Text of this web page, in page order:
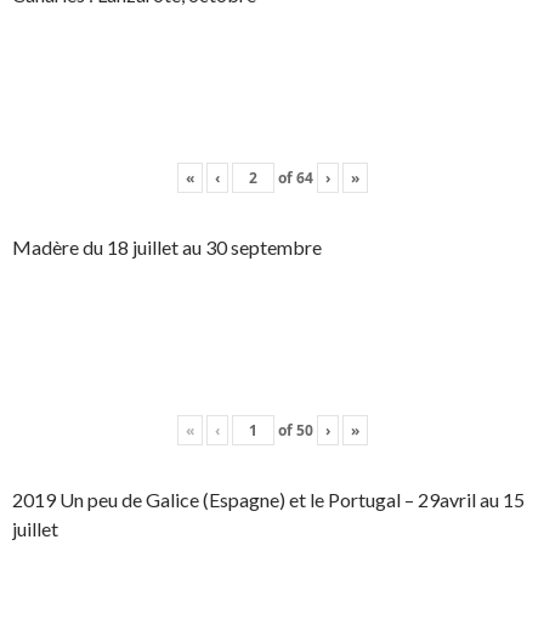
« ‹ of64 › »
Madère du 18 juillet au 30 septembre
« ‹ of50 › »
2019 Un peu de Galice (Espagne) et le Portugal – 29avril au 15
juillet